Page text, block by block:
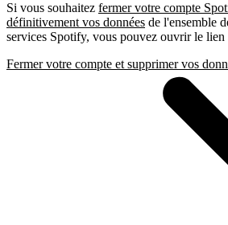
Si vous souhaitez fermer votre compte
définitivement vos données de l'ensemble
services Spotify, vous pouvez ouvrir le lien
Fermer votre compte et supprimer vos